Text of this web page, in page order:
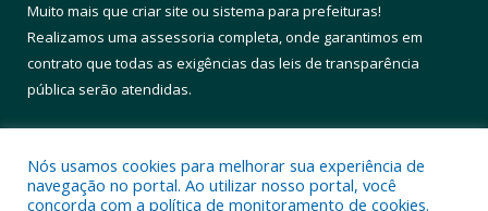
Muito mais que criar site ou sistema para prefeituras!
Realizamos uma assessoria completa, onde garantimos em
contrato que todas as exigências das leis de transparência
pública serão atendidas.
Nós usamos cookies para melhorar sua experiência de
navegação no portal. Ao utilizar nosso portal, você
concorda com a política de monitoramento de cookies.